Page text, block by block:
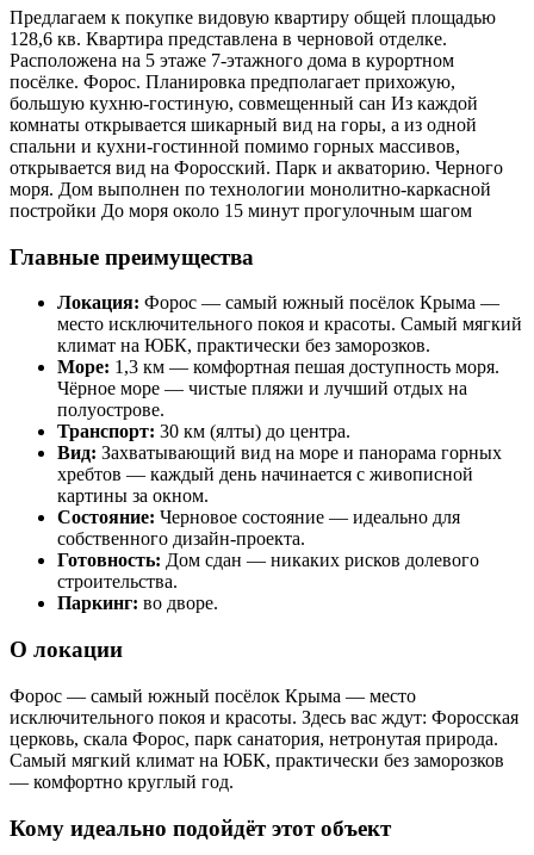
Предлагаем к покупке видовую квартиру общей площадью
128,6 кв. Квартира представлена в черновой отделке.
Расположена на 5 этаже 7-этажного дома в курортном
посёлке. Форос. Планировка предполагает прихожую,
большую кухню-гостиную, совмещенный сан Из каждой
комнаты открывается шикарный вид на горы, а из одной
спальни и кухни-гостинной помимо горных массивов,
открывается вид на Форосский. Парк и акваторию. Черного
моря. Дом выполнен по технологии монолитно-каркасной
постройки До моря около 15 минут прогулочным шагом
Главные преимущества
Локация: Форос — самый южный посёлок Крыма —
место исключительного покоя и красоты. Самый мягкий
климат на ЮБК, практически без заморозков.
Море: 1,3 км — комфортная пешая доступность моря.
Чёрное море — чистые пляжи и лучший отдых на
полуострове.
Транспорт: 30 км (ялты) до центра.
Вид: Захватывающий вид на море и панорама горных
хребтов — каждый день начинается с живописной
картины за окном.
Состояние: Черновое состояние — идеально для
собственного дизайн-проекта.
Готовность: Дом сдан — никаких рисков долевого
строительства.
Паркинг: во дворе.
О локации
Форос — самый южный посёлок Крыма — место
исключительного покоя и красоты. Здесь вас ждут: Форосская
церковь, скала Форос, парк санатория, нетронутая природа.
Самый мягкий климат на ЮБК, практически без заморозков
— комфортно круглый год.
Кому идеально подойдёт этот объект